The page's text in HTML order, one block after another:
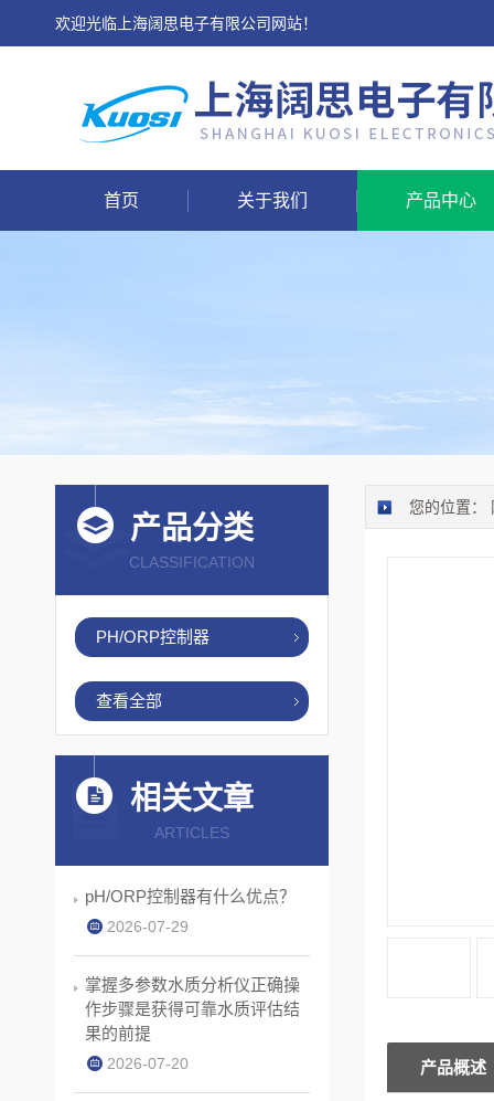
欢迎光临上海阔思电子有限公司网站！
首页 关于我们 产品中心
您的位置：
产品概述
产品分类
CLASSIFICATION
PH/ORP控制器
查看全部
相关文章
ARTICLES
pH/ORP控制器有什么优点？
2026-07-29
掌握多参数水质分析仪正确操
作步骤是获得可靠水质评估结
果的前提
2026-07-20